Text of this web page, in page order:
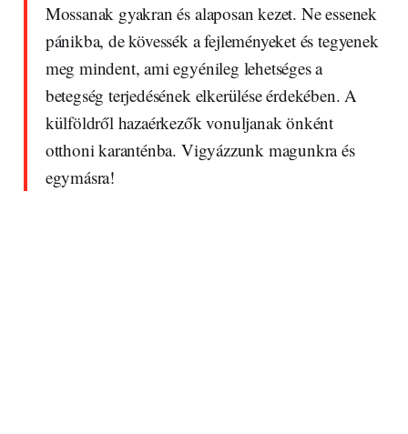
Mossanak gyakran és alaposan kezet. Ne essenek
pánikba, de kövessék a fejleményeket és tegyenek
meg mindent, ami egyénileg lehetséges a
betegség terjedésének elkerülése érdekében. A
külföldről hazaérkezők vonuljanak önként
otthoni karanténba. Vigyázzunk magunkra és
egymásra!